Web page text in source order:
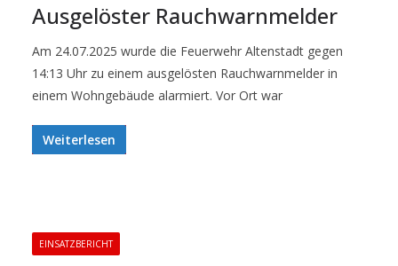
Ausgelöster Rauchwarnmelder
Am 24.07.2025 wurde die Feuerwehr Altenstadt gegen
14:13 Uhr zu einem ausgelösten Rauchwarnmelder in
einem Wohngebäude alarmiert. Vor Ort war
Weiterlesen
EINSATZBERICHT